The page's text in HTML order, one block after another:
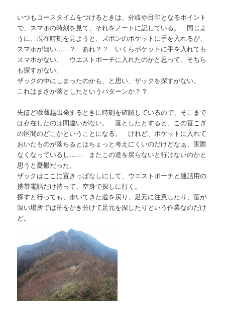
いつもコースタイムをつけるときは、分岐や目印となるポイント
で、スマホの時刻を見て、それをノートに記している。 同じよ
うに、現在時刻を見ようと、ズボンのポケットに手を入れるが、
スマホが無い……？ あれ？？ いくらポケットに手を入れても
スマホがない。 ウエストポーチに入れたのかと思って、そちら
も探すがない。
ザックの中にしまったのかも、と思い、ザックを探すがない。
これはまさか落としたというパターンか？？
先ほど峨蔵越出発するときに時刻を確認しているので、そこまで
は存在したのは間違いがない。 落としたとすると、この笹こぎ
の区間のどこかということになる。 けれど、ポケットに入れて
おいたものが落ちるとはちょっと考えにくいのだけどなぁ、実際
なくなっているし…… またこの道を戻らないと行けないのかと
思うと憂鬱だった。
ザックはここに置きっぱなしにして、ウエストポーチと通話用の
携帯電話だけ持って、空身で探しに行く。
探すと行っても、歩いてきた道を戻り、足元に注意したり、笹が
深い場所では笹をかき分けて足元を探したりという作業なのだけ
ど。